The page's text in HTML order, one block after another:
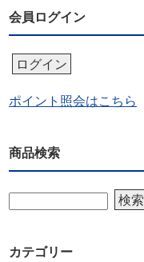
会員ログイン
ログイン
ポイント照会はこちら
商品検索
検索
カテゴリー